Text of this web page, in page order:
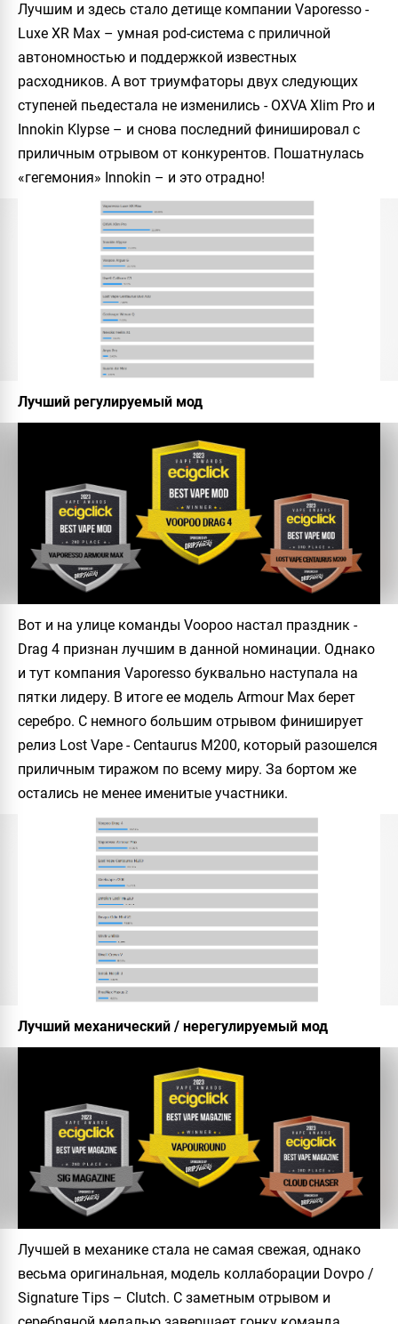
Лучшим и здесь стало детище компании Vaporesso -
Luxe XR Max – умная pod-система с приличной
автономностью и поддержкой известных
расходников. А вот триумфаторы двух следующих
ступеней пьедестала не изменились - OXVA Xlim Pro и
Innokin Klypse – и снова последний финишировал с
приличным отрывом от конкурентов. Пошатнулась
«гегемония» Innokin – и это отрадно!
Лучший регулируемый мод
Вот и на улице команды Voopoo настал праздник -
Drag 4 признан лучшим в данной номинации. Однако
и тут компания Vaporesso буквально наступала на
пятки лидеру. В итоге ее модель Armour Max берет
серебро. С немного большим отрывом финиширует
релиз Lost Vape - Centaurus M200, который разошелся
приличным тиражом по всему миру. За бортом же
остались не менее именитые участники.
Лучший механический / нерегулируемый мод
Лучшей в механике стала не самая свежая, однако
весьма оригинальная, модель коллаборации Dovpo /
Signature Tips – Clutch. С заметным отрывом и